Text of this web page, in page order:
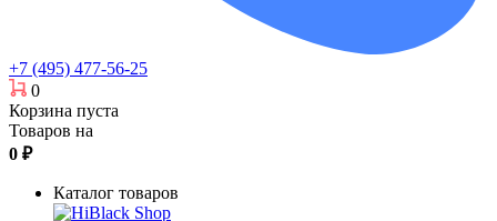
+7 (495) 477-56-25
0
Корзина пуста
Товаров на
0 ₽
Каталог товаров